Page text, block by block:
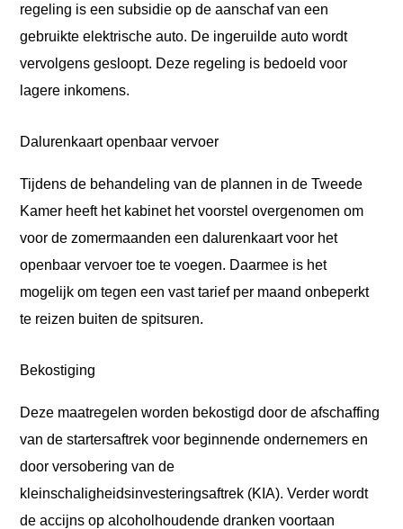
regeling is een subsidie op de aanschaf van een
gebruikte elektrische auto. De ingeruilde auto wordt
vervolgens gesloopt. Deze regeling is bedoeld voor
lagere inkomens.
Dalurenkaart openbaar vervoer
Tijdens de behandeling van de plannen in de Tweede
Kamer heeft het kabinet het voorstel overgenomen om
voor de zomermaanden een dalurenkaart voor het
openbaar vervoer toe te voegen. Daarmee is het
mogelijk om tegen een vast tarief per maand onbeperkt
te reizen buiten de spitsuren.
Bekostiging
Deze maatregelen worden bekostigd door de afschaffing
van de startersaftrek voor beginnende ondernemers en
door versobering van de
kleinschaligheidsinvesteringsaftrek (KIA). Verder wordt
de accijns op alcoholhoudende dranken voortaan